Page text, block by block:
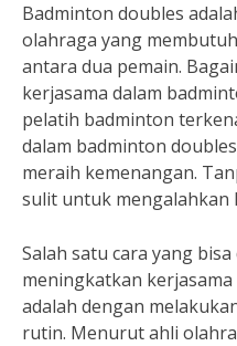
Badminton doubles
olahraga yang
antara dua pemain.
kerjasama dalam
pelatih badminton
dalam badminton
meraih kemenangan.
sulit untuk mengalahkan
Salah satu cara yang
meningkatkan
adalah dengan
rutin. Menurut ahli